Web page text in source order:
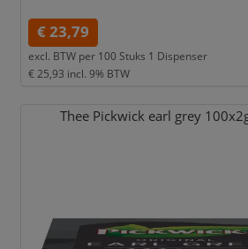
€ 23,79
excl. BTW per 100 Stuks 1 Dispenser
€ 25,93 incl. 9% BTW
Thee Pickwick earl grey